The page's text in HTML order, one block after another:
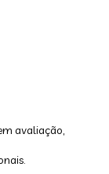
avaliação,